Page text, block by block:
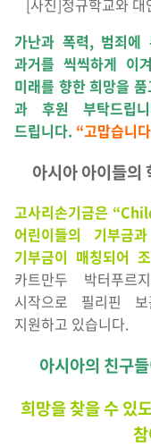
[사진]정규학교와
가난과 폭력, 범죄에
과거를 씩씩하게 이
미래를 향한 희망을
과 후원 부탁드립
드립니다. “고맙습니다
아시아 아이들의
고사리손기금은
어린이들의 기부금
기부금이 매칭되어
카트만두 박터푸르
시작으로 필리핀
지원하고 있습니다.
아시아의 친구
희망을 찾을 수 있